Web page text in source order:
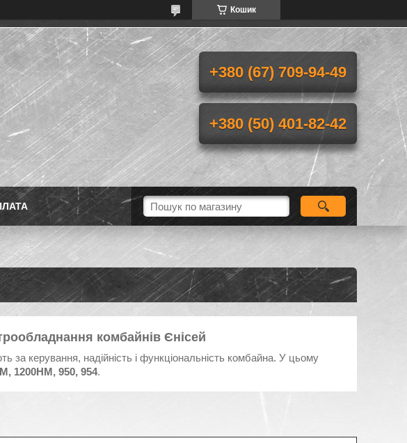
Кошик
+380 (67) 709-94-49
+380 (50) 401-82-42
комбайнів Єнісей
за керування, надійність і функціональність комбайна. У цьому
1200НМ, 950, 954.